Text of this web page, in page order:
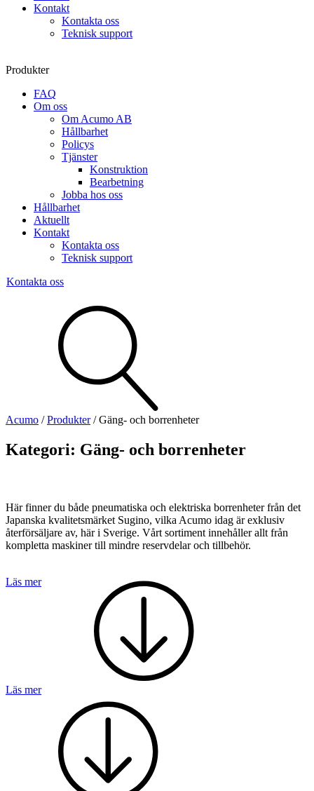
Kontakt
Kontakta oss
Teknisk support
Produkter
FAQ
Om oss
Om Acumo AB
Hållbarhet
Policys
Tjänster
Konstruktion
Bearbetning
Jobba hos oss
Hållbarhet
Aktuellt
Kontakt
Kontakta oss
Teknisk support
Kontakta oss
Se alla kategorier Se alla produkter Se alla leverantörer
Teknisk support
Axelkopplingar Skenstyrningar
Positionsvisare / Mätklockor
Pulsgivare / Encoders
Wire-moduler Gäng- och borrenheter
Acumo /Produkter/Gäng- och borrenheter
Kategori: Gäng- och borrenheter
Här finner du både pneumatiska och elektriska borrenheter från det
Japanska kvalitetsmärket Sugino, vilka Acumo idag är exklusiv
återförsäljare av, här i Sverige. Vårt sortiment innehåller allt från
kompletta maskiner till mindre reservdelar och tillbehör.
Läs mer
Läs mer